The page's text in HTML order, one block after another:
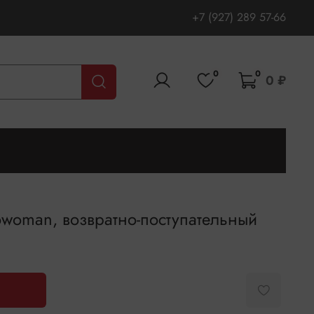
+7 (927) 289 57-66
0 0 0 ₽
возвратно-поступательный